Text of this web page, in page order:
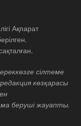
Ақпарат
сілтеме
көзқарасы
беруші жауапты.